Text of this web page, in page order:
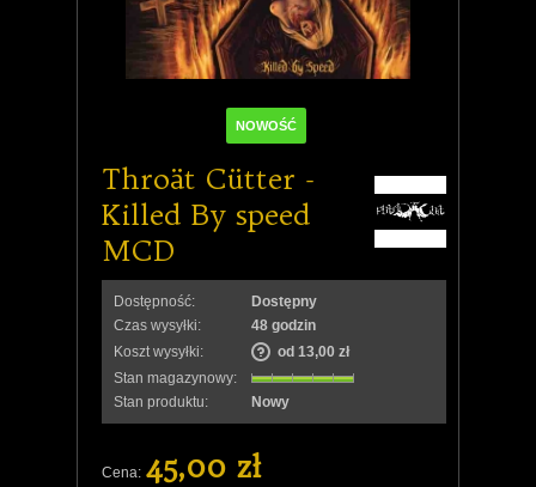
NOWOŚĆ
Throät Cütter -
Killed By speed
MCD
Dostępność:
Dostępny
Czas wysyłki:
48 godzin
Koszt wysyłki:
od 13,00 zł
Stan magazynowy:
Stan produktu:
Nowy
Cena: 45,00 zł